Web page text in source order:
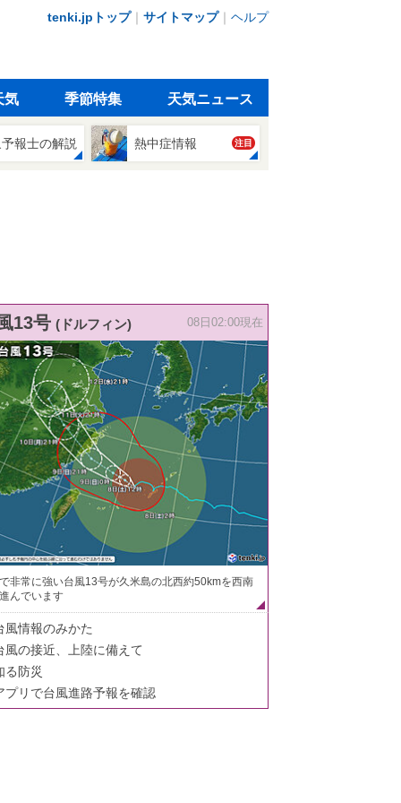
tenki.jpトップ｜ サイトマップ｜ ヘルプ
気 季節特集 天気ニュース
報士の解説 熱中症情報 注目
13号 (ドルフィン) 08日02:00現在
非常に強い台風13号が久米島の北西約50kmを西南
んでいます
風情報のみかた
風の接近、上陸に備えて
る防災
プリで台風進路予報を確認